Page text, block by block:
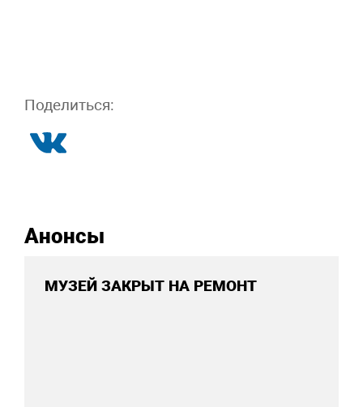
Поделиться:
Анонсы
МУЗЕЙ ЗАКРЫТ НА РЕМОНТ